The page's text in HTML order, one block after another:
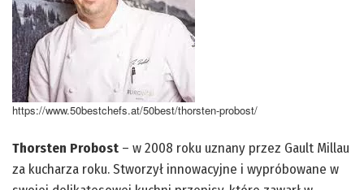
https://www.50bestchefs.at/50best/thorsten-probost/
Thorsten Probost – w 2008 roku uznany przez Gault Millau
za kucharza roku. Stworzył innowacyjne i wypróbowane w